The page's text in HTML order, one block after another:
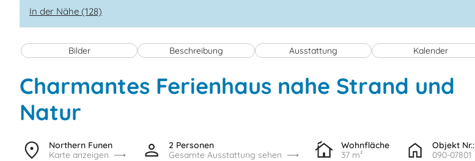
In der Nähe (128)
Bilder Beschreibung Ausstattung Kalender
Charmantes Ferienhaus nahe Strand und
Natur
Northern Funen
Karte anzeigen
2 Personen
Gesamte Ausstattung sehen
Wohnfläche
37 m²
Objekt Nr.:
090-07801